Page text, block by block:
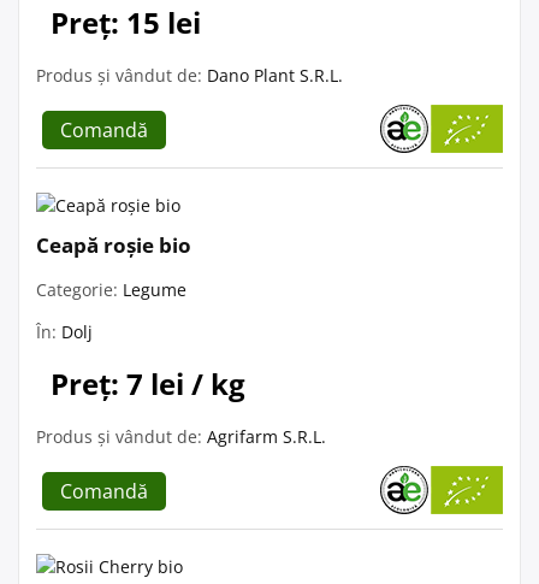
Preț: 15 lei
Produs și vândut de: Dano Plant S.R.L.
Comandă
Ceapă roșie bio
Categorie: Legume
În: Dolj
Preț: 7 lei / kg
Produs și vândut de: Agrifarm S.R.L.
Comandă